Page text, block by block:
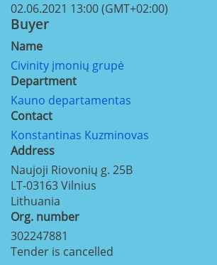
02.06.2021 13:00 (GMT+02:00)
Buyer
Name
Civinity įmonių grupė
Department
Kauno departamentas
Contact
Konstantinas Kuzminovas
Address
Naujoji Riovonių g. 25B
LT-03163Vilnius
Lithuania
Org. number
302247881
Tender is cancelled